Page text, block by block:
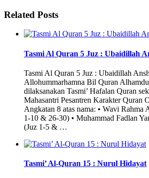
Related Posts
Tasmi Al Quran 5 Juz : Ubaidillah
Tasmi Al Quran 5 Juz : Ubaidillah
Allohummarhamna Bil Quran
dilaksanakan Tasmi’ Hafalan Quran
Mahasantri Pesantren Karakter Quran
Angkatan 8 atas nama: • Wavi Rahma
1-10 & 26-30) • Muhammad Fadlan
(Juz 1-5 & …
Tasmi’ Al-Quran 15 : Nurul Hidayat